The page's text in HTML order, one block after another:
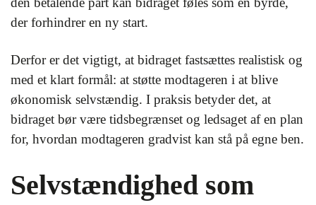
der forhindrer en ny start.
Derfor er det vigtigt, at bidraget fastsættes realistisk og
med et klart formål: at støtte modtageren i at blive
økonomisk selvstændig. I praksis betyder det, at
bidraget bør være tidsbegrænset og ledsaget af en plan
for, hvordan modtageren gradvist kan stå på egne ben.
Selvstændighed som